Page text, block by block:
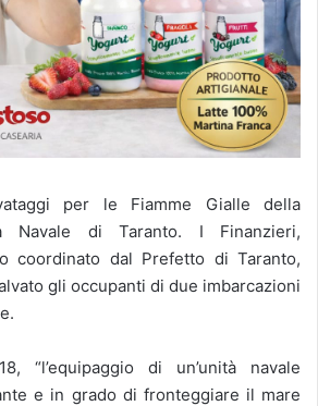
per le Fiamme Gialle della
Navale di Taranto. I Finanzieri,
coordinato dal Prefetto di Taranto,
gli occupanti di due imbarcazioni
“l’equipaggio di un’unità navale
e in grado di fronteggiare il mare